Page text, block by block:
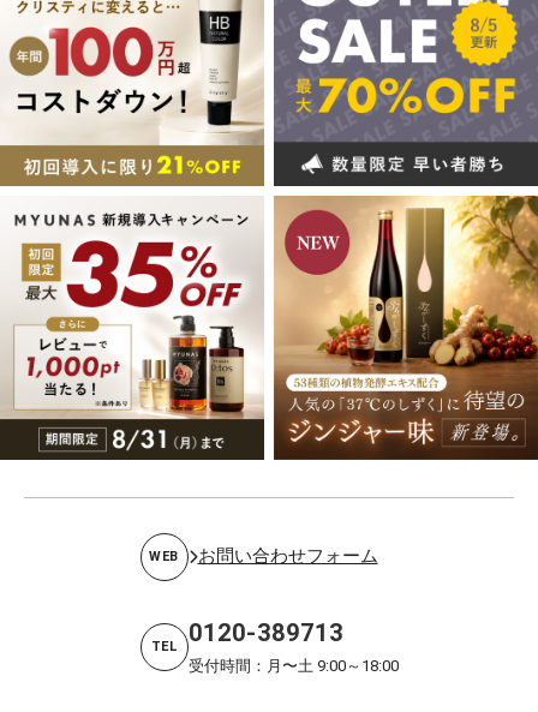
WEB お問い合わせフォーム
TEL 0120-389713
受付時間：月〜土 9:00～18:00